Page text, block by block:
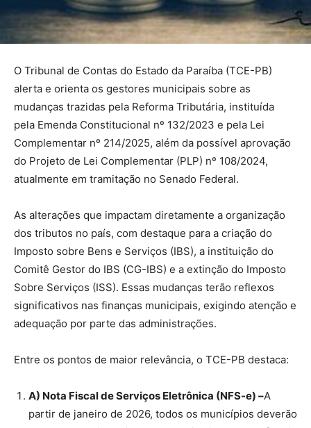
O Tribunal de Contas do Estado da Paraíba (TCE-PB)
alerta e orienta os gestores municipais sobre as
mudanças trazidas pela Reforma Tributária, instituída
pela Emenda Constitucional nº 132/2023 e pela Lei
Complementar nº 214/2025, além da possível aprovação
do Projeto de Lei Complementar (PLP) nº 108/2024,
atualmente em tramitação no Senado Federal.
As alterações que impactam diretamente a organização
dos tributos no país, com destaque para a criação do
Imposto sobre Bens e Serviços (IBS), a instituição do
Comitê Gestor do IBS (CG-IBS) e a extinção do Imposto
Sobre Serviços (ISS). Essas mudanças terão reflexos
significativos nas finanças municipais, exigindo atenção e
adequação por parte das administrações.
Entre os pontos de maior relevância, o TCE-PB destaca:
A) Nota Fiscal de Serviços Eletrônica (NFS-e) –A
partir de janeiro de 2026, todos os municípios deverão